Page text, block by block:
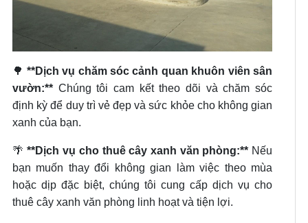
🌳 **Dịch vụ chăm sóc cảnh quan khuôn viên sân
vườn:** Chúng tôi cam kết theo dõi và chăm sóc
định kỳ để duy trì vẻ đẹp và sức khỏe cho không gian
xanh của bạn.
🌴 **Dịch vụ cho thuê cây xanh văn phòng:** Nếu
bạn muốn thay đổi không gian làm việc theo mùa
hoặc dịp đặc biệt, chúng tôi cung cấp dịch vụ cho
thuê cây xanh văn phòng linh hoạt và tiện lợi.